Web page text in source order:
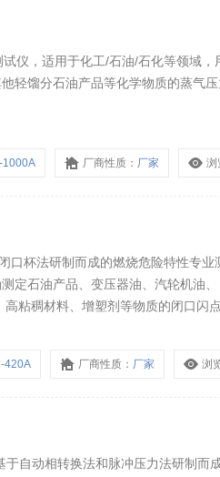
仪，适用于化工/石油/石化等领域，
轻馏分石油产品等化学物质的蒸气压
1000A 厂商性质： 厂家 浏
口杯法研制而成的燃烧危险特性专业
定石油产品、变压器油、汽轮机油
粘稠材料、增塑剂等物质的闭口闪
420A 厂商性质： 厂家 浏
自动相转换法和脉冲压力法研制而